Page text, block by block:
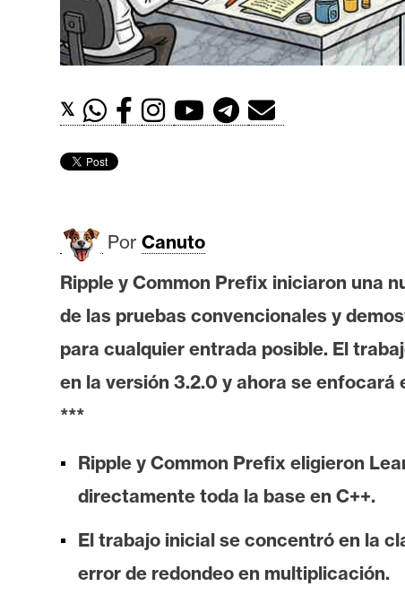
t
h
e
e
m
I
A
A
n
l
i
i
N
𝕏
Por Canuto
Ripple y Common Prefix iniciaron una
de las pruebas convencionales y
para cualquier entrada posible. El
en la versión 3.2.0 y ahora se
***
Ripple y Common Prefix eligieron
directamente toda la base en C++.
El trabajo inicial se concentró en la
error de redondeo en multiplicación.